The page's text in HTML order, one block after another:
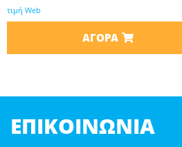
τιμή Web
ΑΓΟΡΆ
ΕΠΙΚΟΙΝΩΝΊΑ